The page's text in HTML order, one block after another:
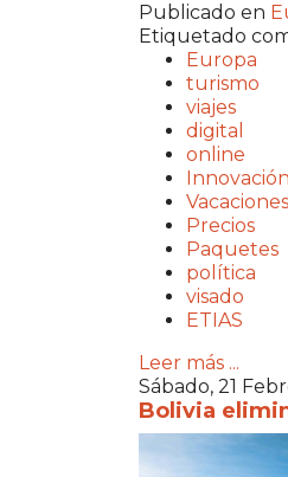
Publicado en
Etiquetado
Europa
turismo
viajes
digital
online
Innovación
Vacaciones
Precios
Paquetes
política
visado
ETIAS
Leer más ...
Sábado, 21
Bolivia